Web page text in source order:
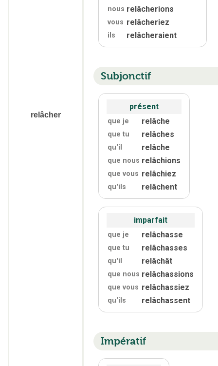
relâcher
nous relâcherions
vous relâcheriez
ils relâcheraient
Subjonctif
présent
que je relâche
que tu relâches
qu'il relâche
que nous relâchions
que vous relâchiez
qu'ils relâchent
imparfait
que je relâchasse
que tu relâchasses
qu'il relâchât
que nous relâchassions
que vous relâchassiez
qu'ils relâchassent
Impératif